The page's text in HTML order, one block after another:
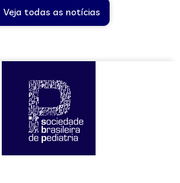
Veja todas as notícias